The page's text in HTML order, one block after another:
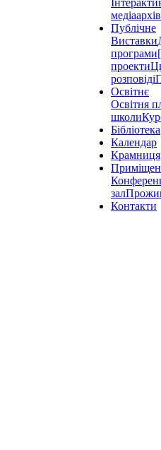
медіаархів
Публічне
Виставки
програми
проекти
розповіді
Освітнє
Освітня
школи
Бібліотека
Календар
Крамниця
зал
Контакти